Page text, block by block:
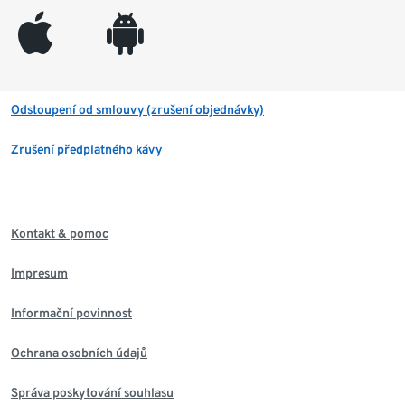
appleinc android
Odstoupení od smlouvy (zrušení objednávky)
Zrušení předplatného kávy
Kontakt & pomoc
Impresum
Informační povinnost
Ochrana osobních údajů
Správa poskytování souhlasu